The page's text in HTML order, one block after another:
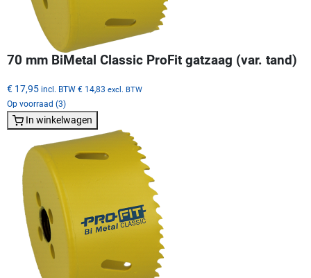
70 mm BiMetal Classic ProFit gatzaag (var. tand)
€ 17,95 incl. BTW € 14,83 excl. BTW
Op voorraad (3)
In winkelwagen